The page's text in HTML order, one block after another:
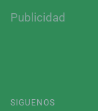
Publicidad
SIGUENOS